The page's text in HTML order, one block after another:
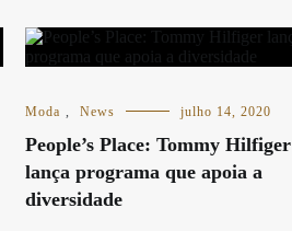
Moda , News julho 14, 2020
People’s Place: Tommy Hilfiger
lança programa que apoia a
diversidade